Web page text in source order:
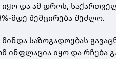
იყო და ამ დროს,
მდე შემცირება შეძლო.
საზოგადოებას
ინფლაცია იყო და რჩება